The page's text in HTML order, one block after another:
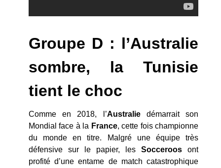
Groupe D : l’Australie
sombre, la Tunisie
tient le choc
Comme en 2018, l’Australiedémarrait son
Mondial face à la France, cette fois championne
du monde en titre. Malgré une équipe très
défensive sur le papier, les Socceroos ont
profité d’une entame de match catastrophique